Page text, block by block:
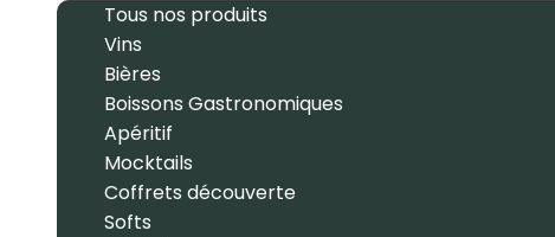
Tous nos produits
Vins
Bières
Boissons Gastronomiques
Apéritif
Mocktails
Coffrets découverte
Softs